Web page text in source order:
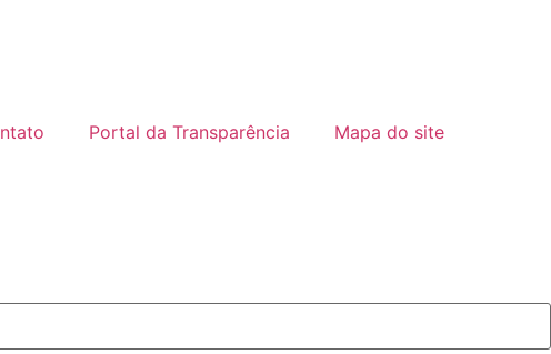
Portal da Transparência Mapa do site